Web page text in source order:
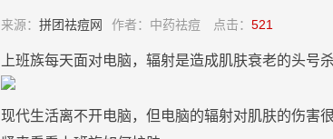
来源： 拼团祛痘网 作者： 中药祛痘 点击： 521
上班族每天面对电脑， 辐射是造成肌肤衰老的头号
现代生活离不开电脑，但电脑的辐射对肌肤的伤害